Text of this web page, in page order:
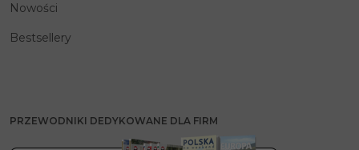
Nowości
Bestsellery
PRZEWODNIKI DEDYKOWANE DLA FIRM